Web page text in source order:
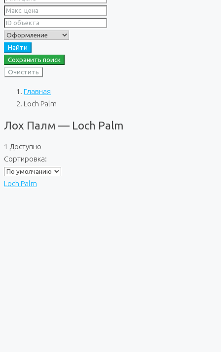
Найти
Сохранить поиск
Очистить
Главная
Loch Palm
Лох Палм — Loch Palm
1 Доступно
Сортировка:
Loch Palm